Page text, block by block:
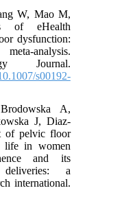
P, Zhang W, Mao M,
of eHealth
floor dysfunction:
meta-analysis.
Journal.
[DOI:10.1007/s00192-
S, Brodowska A,
Rutkowska J, Diaz-
effect of pelvic floor
of life in women
and its
deliveries: a
research international.